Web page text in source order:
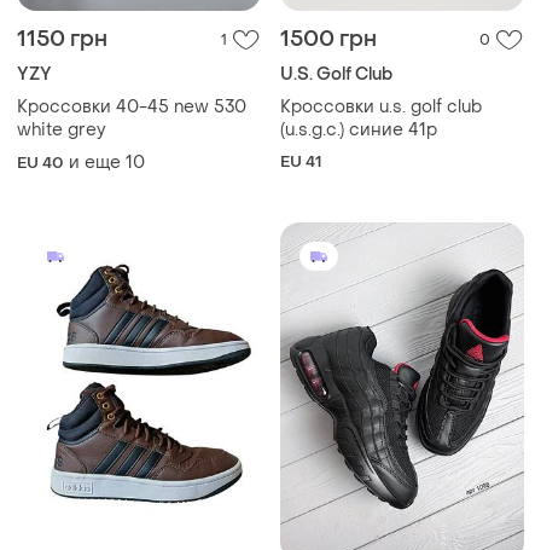
1150 грн 1
YZY
Кроссовки 40-45 new 530
white grey
EU 40 и еще 10
1500 грн 0
U.S. Golf Club
Кроссовки u.s. golf club
(u.s.g.c.) синие 41р
EU 41